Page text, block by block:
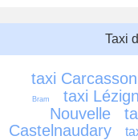
Taxi
taxi
Bram taxi
Nouvelle
Castelnaudary